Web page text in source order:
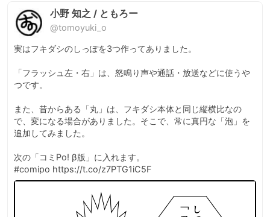
小野 知之 / ともろー
@tomoyuki_o
実はフキダシのしっぽを3つ作ってありました。
「フラッシュ左・右」は、怒鳴り声や通話・放送などに使うや
つです。
また、昔からある「丸」は、フキダシ本体と同じ縦横比なの
で、変になる場合がありました。そこで、常に真円な「泡」を
追加してみました。
次の「コミPo! β版」に入れます。
#comipo https://t.co/z7PTG1iC5F